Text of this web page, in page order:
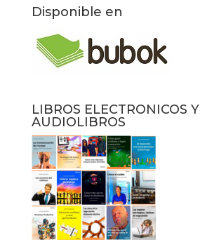
Disponible en
LIBROS ELECTRONICOS Y
AUDIOLIBROS